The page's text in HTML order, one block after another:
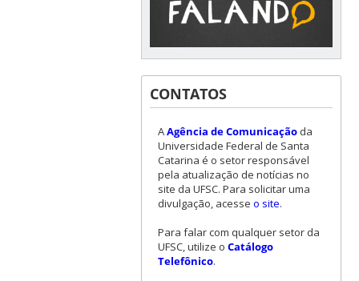
CONTATOS
AAgência de Comunicaçãoda
Universidade Federal de Santa
Catarina é o setor responsável
pela atualização de notícias no
site da UFSC. Para solicitar uma
divulgação, acesse o site.
Para falar com qualquer setor da
UFSC, utilize o Catálogo
Telefônico.